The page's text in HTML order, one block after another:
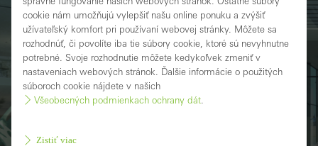
cookie nám umožňujú vylepšiť našu online ponuku a zvýšiť
užívateľský komfort pri používaní webovej stránky. Môžete sa
rozhodnúť, či povolíte iba tie súbory cookie, ktoré sú nevyhnutne
potrebné. Svoje rozhodnutie môžete kedykoľvek zmeniť v
nastaveniach webových stránok. Ďalšie informácie o použitých
súboroch cookie nájdete v našich
Všeobecných podmienkach ochrany dát.
Zistiť viac